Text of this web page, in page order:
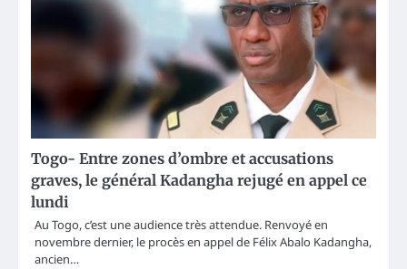
Togo- Entre zones d’ombre et accusations
graves, le général Kadangha rejugé en appel ce
lundi
Au Togo, c’est une audience très attendue. Renvoyé en
novembre dernier, le procès en appel de Félix Abalo Kadangha,
ancien…